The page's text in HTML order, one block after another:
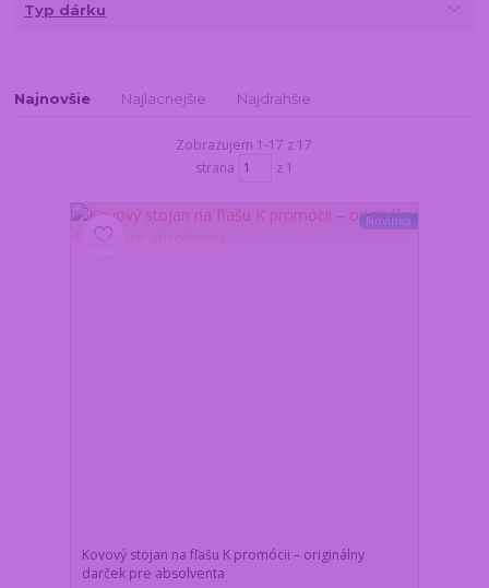
Typ dárku
Najnovšie Najlacnejšie Najdrahšie
Zobrazujem 1-17 z 17
strana
z 1
Novinka
Kovový stojan na fľašu K promócii – originálny
darček pre absolventa